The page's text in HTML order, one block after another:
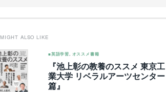
ALSO LIKE
■英語学習 オススメ書籍
『池上彰の教養のススメ 東京工
業大学 リベラルアーツセンター
篇』